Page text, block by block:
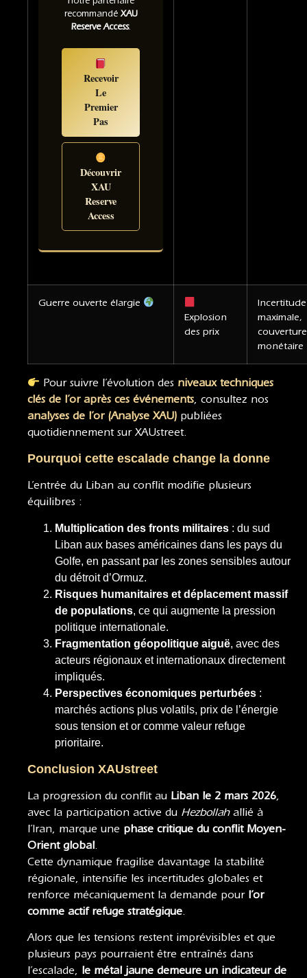
recommandéXAU
Reserve Access.
Recevoir
Le
Premier
Pas
Découvrir
XAU
Reserve
Access
Guerre ouverte élargie
Explosion
des prix
Incertitude
maximale,
couverture
monétaire
Pour suivre l’évolution des niveaux techniques
clés de l’or après ces événements, consultez nos
analyses de l’or (Analyse XAU) publiées
quotidiennement sur XAUstreet.
Pourquoi cette escalade change la donne
L’entrée du Liban au conflit modifie plusieurs
équilibres :
Multiplication des fronts militaires : du sud
Liban aux bases américaines dans les pays du
Golfe, en passant par les zones sensibles autour
du détroit d’Ormuz.
Risques humanitaires et déplacement massif
de populations, ce qui augmente la pression
politique internationale.
Fragmentation géopolitique aiguë, avec des
acteurs régionaux et internationaux directement
impliqués.
Perspectives économiques perturbées :
marchés actions plus volatils, prix de l’énergie
sous tension et or comme valeur refuge
prioritaire.
Conclusion XAUstreet
La progression du conflit au Liban le 2 mars 2026,
avec la participation active du Hezbollahallié à
l’Iran, marque une phase critique du conflit Moyen-
Orient global.
Cette dynamique fragilise davantage la stabilité
régionale, intensifie les incertitudes globales et
renforce mécaniquement la demande pour l’or
comme actif refuge stratégique.
Alors que les tensions restent imprévisibles et que
plusieurs pays pourraient être entraînés dans
l’escalade, le métal jaune demeure un indicateur de